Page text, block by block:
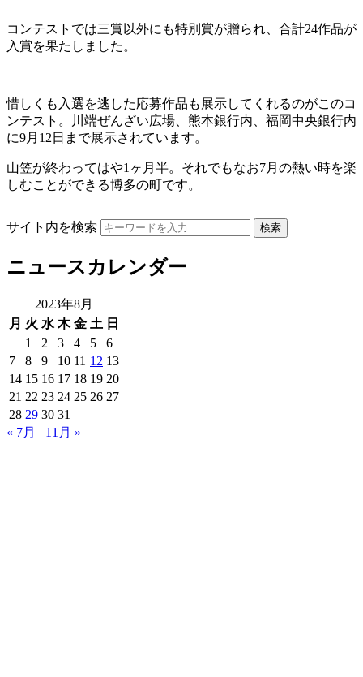
コンテストでは三賞以外にも特別賞が贈られ、合計24作品が
入賞を果たしました。
惜しくも入選を逃した応募作品も展示してくれるのがこのコ
ンテスト。川端ぜんざい広場、熊本銀行内、福岡中央銀行内
に9月12日まで展示されています。
山笠が終わってはや1ヶ月半。それでもなお7月の熱い時を楽
しむことができる博多の町です。
サイト内を検索
ニュースカレンダー
2023年8月
月 火 水 木 金 土 日
1
2 3 4 5
6
7
8 9 10 11 12 13
14 15 16 17 18 19 20
21 22 23 24 25 26 27
28 29 30 31
« 7月
11月 »